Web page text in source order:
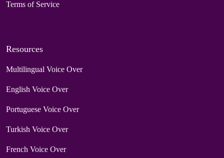
Terms of Service
Resources
Multilingual Voice Over
English Voice Over
Portuguese Voice Over
Turkish Voice Over
French Voice Over